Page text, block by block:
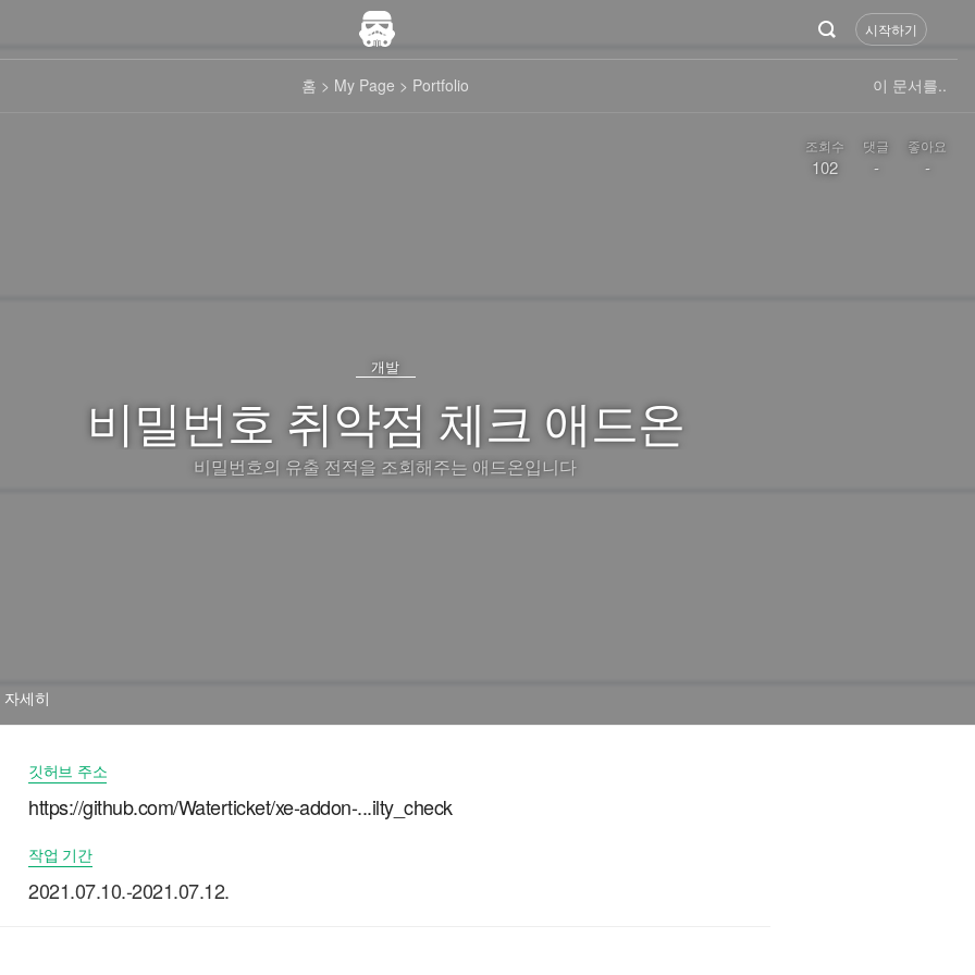
시작하기
홈 > My Page > Portfolio 이 문서를..
조회수
102
댓글
-
좋아요
-
개발
비밀번호 취약점 체크 애드온
비밀번호의 유출 전적을 조회해주는 애드온입니다
자세히
깃허브 주소
https://github.com/Waterticket/xe-addon-...ilty_check
작업 기간
2021.07.10.-2021.07.12.